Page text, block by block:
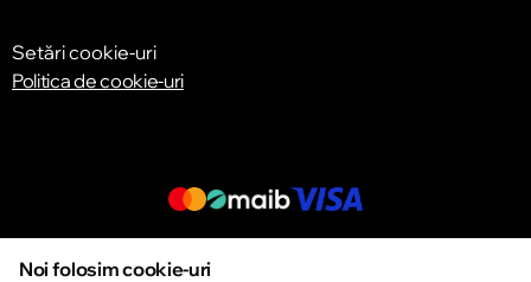
Setări cookie-uri
Politica de cookie-uri
© 2013 – 2026 ECOM
Noi folosim cookie-uri